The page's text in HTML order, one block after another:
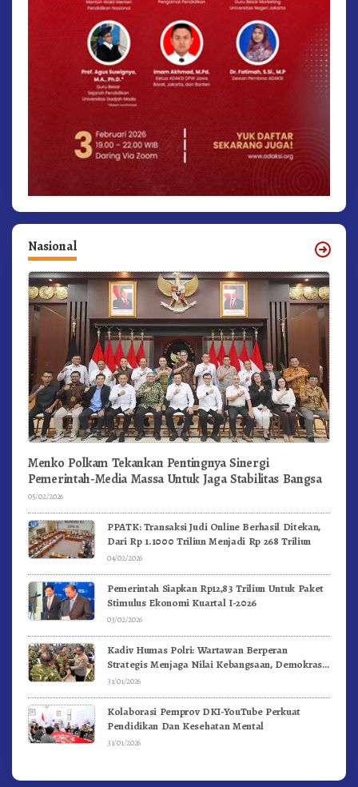
Nasional
Menko Polkam Tekankan Pentingnya Sinergi
Pemerintah-Media Massa Untuk Jaga Stabilitas Bangsa
05/02/2026
PPATK: Transaksi Judi Online Berhasil Ditekan,
Dari Rp 1.1000 Triliun Menjadi Rp 268 Triliun
04/02/2026
Pemerintah Siapkan Rp12,83 Triliun Untuk Paket
Stimulus Ekonomi Kuartal I-2026
03/02/2026
Kadiv Humas Polri: Wartawan Berperan
Strategis Menjaga Nilai Kebangsaan, Demokrasi,
dan NKRI
31/01/2026
Kolaborasi Pemprov DKI-YouTube Perkuat
Pendidikan Dan Kesehatan Mental
31/01/2026